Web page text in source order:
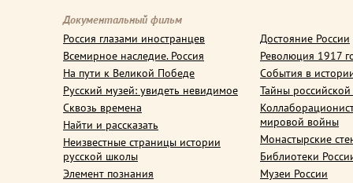
Документальный фильм
Россия глазами иностранцев
Всемирное наследие. Россия
На пути к Великой Победе
Русский музей: увидеть невидимое
Сквозь времена
Найти и рассказать
Неизвестные страницы истории
русской школы
Элемент познания
Достояние России
Революция 1917
События в
Тайны
мировой войны
Монастырские
Библиотеки
Музеи России